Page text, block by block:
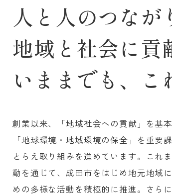
人と人のつなが
地域と社会に貢
いままでも、こ
創業以来、「地域社会への貢献」を基本
「地球環境・地域環境の保全」を重要
とらえ取り組みを進めています。これ
動を通じて、成田市をはじめ地元地域
めの多様な活動を積極的に推進。さら